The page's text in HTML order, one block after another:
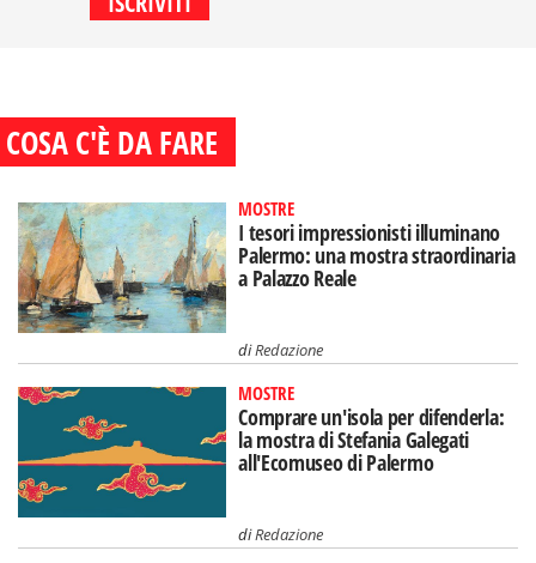
COSA C'È DA FARE
MOSTRE
I tesori impressionisti illuminano
Palermo: una mostra straordinaria
a Palazzo Reale
diRedazione
MOSTRE
Comprare un'isola per difenderla:
la mostra di Stefania Galegati
all'Ecomuseo di Palermo
diRedazione